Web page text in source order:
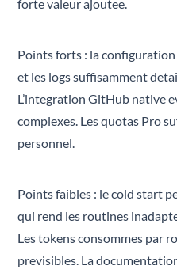
forte valeur ajoutee.
Points forts : la configuration
et les logs suffisamment
L’integration GitHub native
complexes. Les quotas Pro
personnel.
Points faibles : le cold start
qui rend les routines
Les tokens consommes par
previsibles. La